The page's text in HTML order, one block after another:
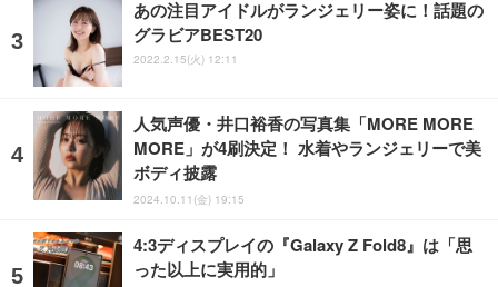
あの注目アイドルがランジェリー姿に！話題の
グラビアBEST20
2022.2.15(火) 12:11
人気声優・井口裕香の写真集「MORE MORE
MORE」が4刷決定！ 水着やランジェリーで美
ボディ披露
2024.10.11(金) 19:15
4:3ディスプレイの『Galaxy Z Fold8』は「思
った以上に実用的」